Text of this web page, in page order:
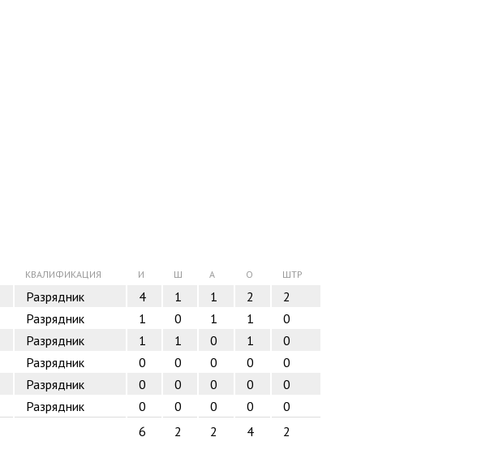
КВАЛИФИКАЦИЯ И Ш А О ШТР
Разрядник 4 1 1 2
2
Разрядник 1 0 1 1
0
Разрядник 1 1 0 1
0
Разрядник 0 0 0 0
0
Разрядник 0 0 0 0
0
Разрядник 0 0 0 0
0
6
2 2 4 2